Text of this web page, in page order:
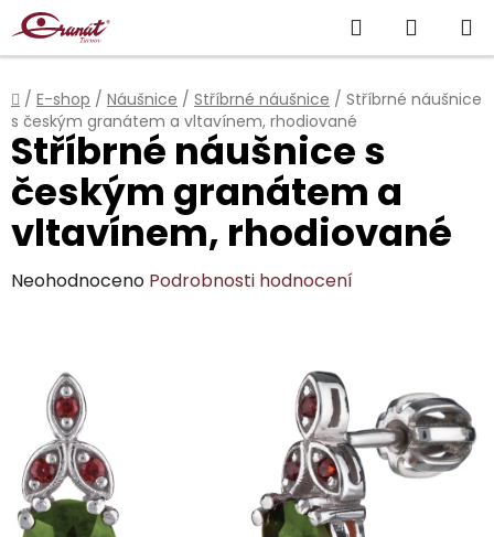
Přejít
na
obsah
Hledat
KOŠÍK
Domů
/ E-shop / Náušnice / Stříbrné náušnice / Stříbrné náušnice
s českým granátem a vltavínem, rhodiované
Stříbrné náušnice s
českým granátem a
vltavínem, rhodiované
Průměrné
hvězdiček.
Neohodnoceno Podrobnosti hodnocení